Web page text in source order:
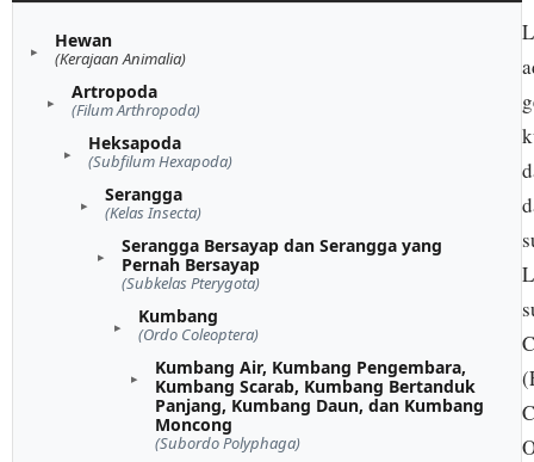
Hewan
(Kerajaan Animalia)
Artropoda
(Filum Arthropoda)
Heksapoda
(Subfilum Hexapoda)
Serangga
(Kelas Insecta)
Serangga Bersayap dan Serangga yang
Pernah Bersayap
(Subkelas Pterygota)
Kumbang
(Ordo Coleoptera)
Kumbang Air, Kumbang Pengembara,
Kumbang Scarab, Kumbang Bertanduk
Panjang, Kumbang Daun, dan Kumbang
Moncong
(Subordo Polyphaga)